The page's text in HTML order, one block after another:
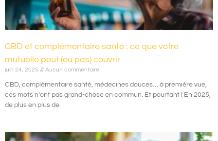
CBD et complémentaire santé : ce que votre
mutuelle peut (ou pas) couvrir
juin 24, 2025 Aucun commentaire
CBD, complémentaire santé, médecines douces… à première vue,
ces mots n’ont pas grand-chose en commun. Et pourtant ! En 2025,
de plus en plus de